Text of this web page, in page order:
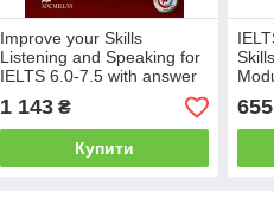
Improve your Skills
Listening and Speaking for
IELTS 6.0-7.5 with answer
key, Audio CDs and MPO
1 143₴
Купити
CD
655